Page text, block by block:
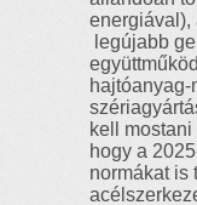
energiával),
legújabb
hajtóanyag-
kell
hogy a
normákat is